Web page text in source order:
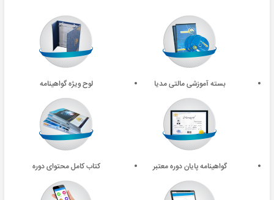
بسته آموزشی مالتی مدیا لوح ویژه گواهینامه
گواهینامه پایان دوره معتبر کتاب کامل محتوای دوره